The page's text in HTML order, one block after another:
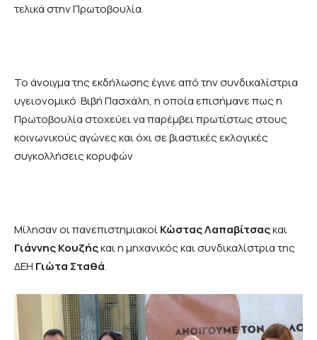
τελικά στην Πρωτοβουλία.
Το άνοιγμα της εκδήλωσης έγινε από την συνδικαλίστρια
υγειονομικό Βιβή Πασχάλη, η οποία επισήμανε πως η
Πρωτοβουλία στοχεύει να παρέμβει πρωτίστως στους
κοινωνικούς αγώνες και όχι σε βιαστικές εκλογικές
συγκολλήσεις κορυφών
Μίλησαν οι πανεπιστημιακοίΚώστας Λαπαβίτσαςκαι
Γιάννης Κουζήςκαι η μηχανικός και συνδικαλίστρια της
ΔΕΗ Γιώτα Σταθά.